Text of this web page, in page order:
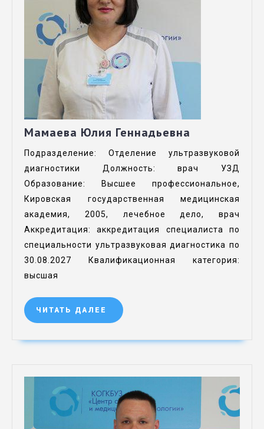
Мамаева Юлия Геннадьевна
Подразделение: Отделение ультразвуковой
диагностики Должность: врач УЗД
Образование: Высшее профессиональное,
Кировская государственная медицинская
академия, 2005, лечебное дело, врач
Аккредитация: аккредитация специалиста по
специальности ультразвуковая диагностика по
30.08.2027 Квалификационная категория:
высшая
ЧИТАТЬ ДАЛЕЕ